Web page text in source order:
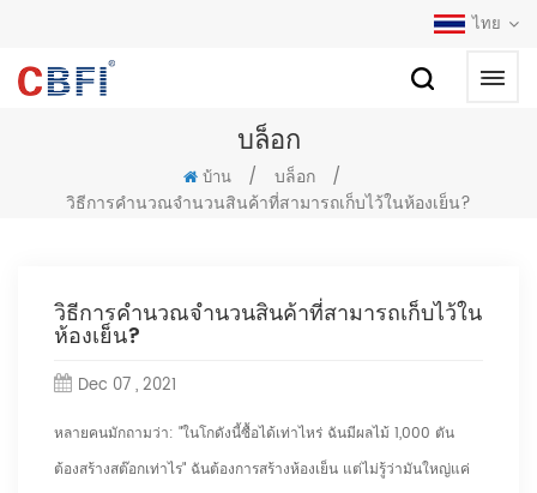
ไทย
บล็อก
บ้าน / บล็อก
/
วิธีการคำนวณจำนวนสินค้าที่สามารถเก็บไว้ในห้องเย็น?
วิธีการคำนวณจำนวนสินค้าที่สามารถเก็บไว้ใน
ห้องเย็น?
Dec 07 , 2021
หลายคนมักถามว่า: "ในโกดังนี้ซื้อได้เท่าไหร่ ฉันมีผลไม้ 1,000 ตัน
ต้องสร้างสต๊อกเท่าไร" ฉันต้องการสร้างห้องเย็น แต่ไม่รู้ว่ามันใหญ่แค่